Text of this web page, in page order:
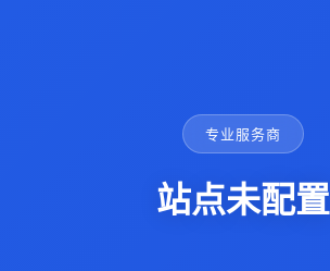
专业服务商
站点未配置